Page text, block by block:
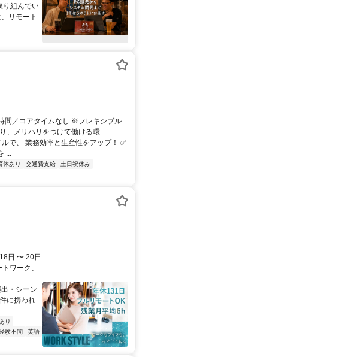
り組んでい
リモート
間／コアタイムなし ※フレキシブル
、メリハリをつけて働ける環...
で、 業務効率と生産性をアップ！ ✅
...
休あり 交通費支給
土日祝休み
日 〜 20日
ワーク、
・シーン
に携われ
り
験不問
英語